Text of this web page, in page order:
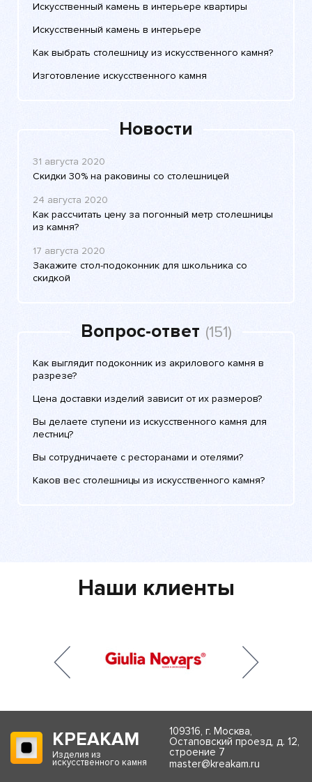
Искусственный камень в интерьере квартиры
Искусственный камень в интерьере
Как выбрать столешницу из искусственного камня?
Изготовление искусственного камня
Новости
31 августа 2020
Скидки 30% на раковины со столешницей
24 августа 2020
Как рассчитать цену за погонный метр столешницы
из камня?
17 августа 2020
Закажите стол-подоконник для школьника со
скидкой
Вопрос-ответ (151)
Как выглядит подоконник из акрилового камня в
разрезе?
Цена доставки изделий зависит от их размеров?
Вы делаете ступени из искусственного камня для
лестниц?
Вы сотрудничаете с ресторанами и отелями?
Каков вес столешницы из искусственного камня?
Наши клиенты
КРЕАКАМ
Изделия из
искусственного камня
109316, г. Москва,
Остаповский проезд, д. 12,
строение 7
master@kreakam.ru